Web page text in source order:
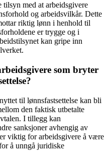
med at arbeidsgivere
og arbeidsvilkår. Dette
riktig lønn i henhold til
er trygge og i
kan gripe inn
som bryter
til lønnsfastsettelse kan bli
den faktisk utbetalte
I tillegg kan
sanksjoner avhengig av
viktig for arbeidsgivere å være
å unngå juridiske